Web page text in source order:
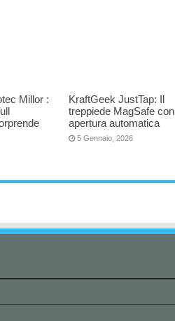
Millor :
KraftGeek JustTap: Il
treppiede MagSafe con
apertura automatica
5 Gennaio, 2026